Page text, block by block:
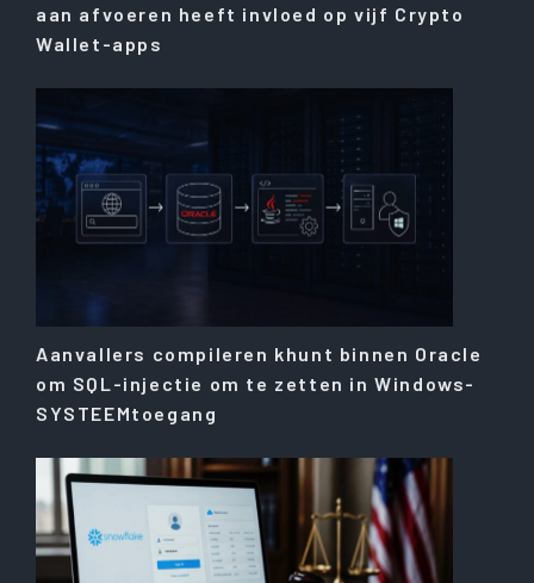
aan afvoeren heeft invloed op vijf Crypto
Wallet-apps
Aanvallers compileren khunt binnen Oracle
om SQL-injectie om te zetten in Windows-
SYSTEEMtoegang